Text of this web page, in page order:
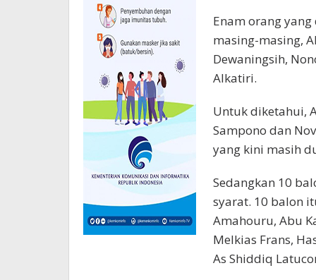
Enam orang
masing-masing,
Dewaningsih,
Alkatiri.
Untuk diketahui,
Sampono dan
yang kini masih
Sedangkan 10
syarat. 10 balon
Amahouru, Abu
Melkias Frans,
As Shiddiq